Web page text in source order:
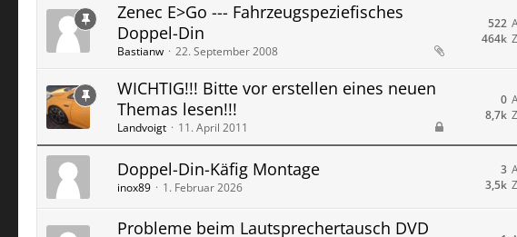
Zenec E>Go --- Fahrzeugspeziefisches
Doppel-Din
Bastianw 22. September 2008
522
464k
WICHTIG!!! Bitte vor erstellen eines neuen
Themas lesen!!!
Landvoigt 11. April 2011
0
8,7k
Doppel-Din-Käfig Montage
inox89 1. Februar 2026
3
3,5k
Probleme beim Lautsprechertausch DVD